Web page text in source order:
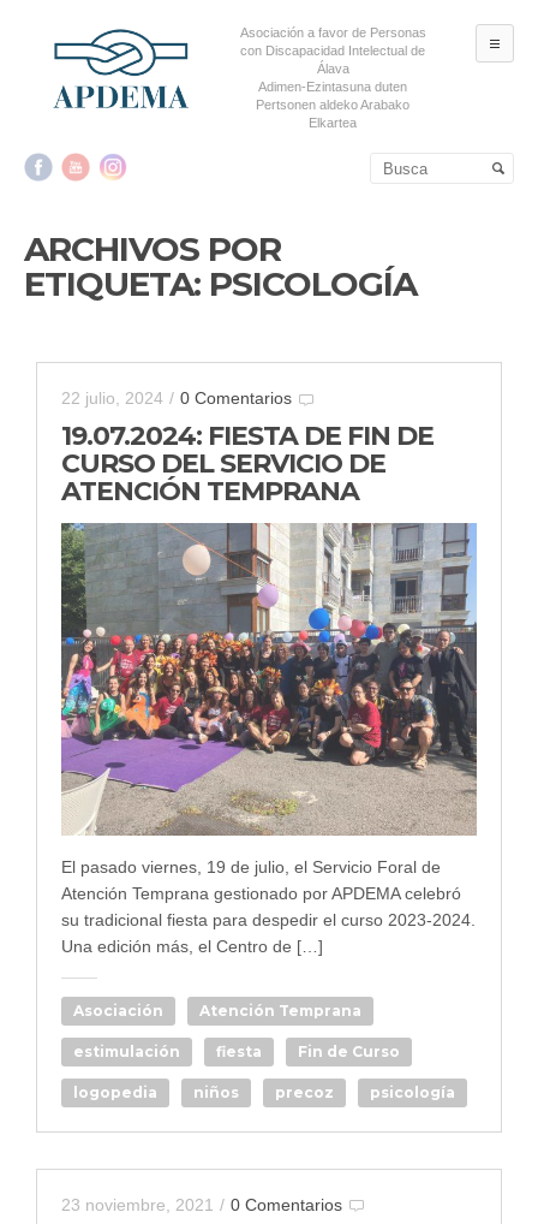
Asociación a favor de Personas
con Discapacidad Intelectual de
Álava
Adimen-Ezintasuna duten
Pertsonen aldeko Arabako
Elkartea
secundario
ARCHIVOS POR
ETIQUETA: PSICOLOGÍA
22 julio, 2024 / 0 Comentarios
19.07.2024: FIESTA DE FIN DE
CURSO DEL SERVICIO DE
ATENCIÓN TEMPRANA
El pasado viernes, 19 de julio, el Servicio Foral de
Atención Temprana gestionado por APDEMA celebró
su tradicional fiesta para despedir el curso 2023-2024.
Una edición más, el Centro de […]
Asociación Atención Temprana
estimulación fiesta Fin de Curso
logopedia niños precoz psicología
23 noviembre, 2021 / 0 Comentarios